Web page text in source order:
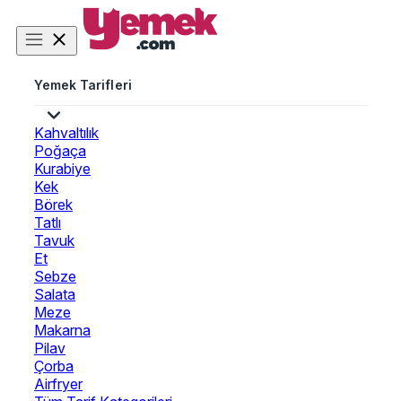
Yemek Tarifleri
Kahvaltılık
Poğaça
Kurabiye
Kek
Börek
Tatlı
Tavuk
Et
Sebze
Salata
Meze
Makarna
Pilav
Çorba
Airfryer